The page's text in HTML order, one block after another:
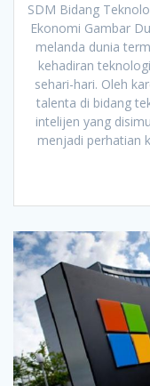
SDM Bidang
Ekonomi Gambar
melanda dunia
kehadiran
sehari-hari. Oleh
talenta di bidang
intelijen yang
menjadi perhatian